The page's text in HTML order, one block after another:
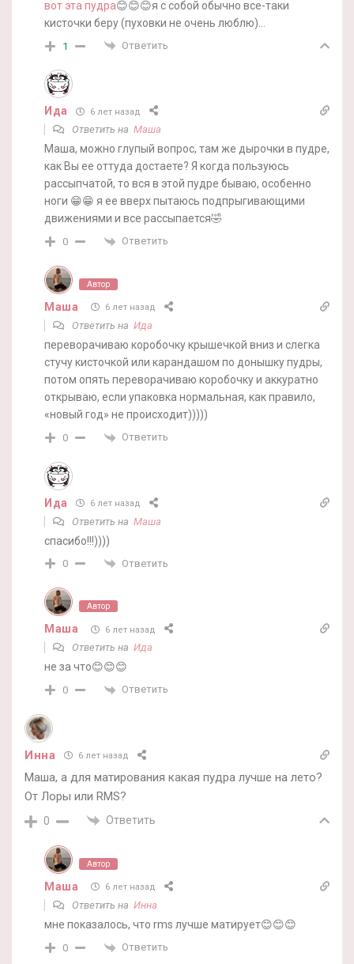
вот эта пудра😊😊😊я с собой обычно все-таки
кисточки беру (пуховки не очень люблю)…
1 Ответить
Ида 6 лет назад
Ответить на Маша
Маша, можно глупый вопрос, там же дырочки в пудре,
как Вы ее оттуда достаете? Я когда пользуюсь
рассыпчатой, то вся в этой пудре бываю, особенно
ноги 😁😁 я ее вверх пытаюсь подпрыгивающими
движениями и все рассыпается🤣
0 Ответить
Автор
Маша 6 лет назад
Ответить на Ида
переворачиваю коробочку крышечкой вниз и слегка
стучу кисточкой или карандашом по донышку пудры,
потом опять переворачиваю коробочку и аккуратно
открываю, если упаковка нормальная, как правило,
«новый год» не происходит)))))
0 Ответить
Ида 6 лет назад
Ответить на Маша
спасибо!!!))))
0 Ответить
Автор
Маша 6 лет назад
Ответить на Ида
не за что😊😊😊
0 Ответить
Инна 6 лет назад
Маша, а для матирования какая пудра лучше на лето?
От Лоры или RMS?
0 Ответить
Автор
Маша 6 лет назад
Ответить на Инна
мне показалось, что rms лучше матирует😊😊😊
0 Ответить